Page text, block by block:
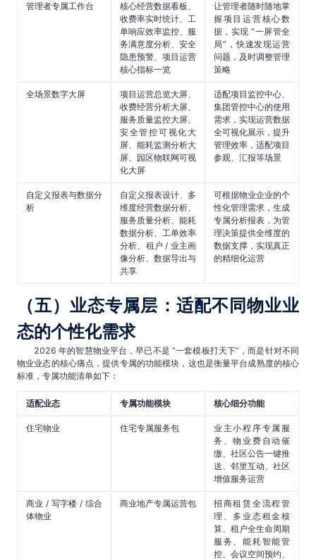
管理者专属工作台
核心经营数据看板、
收费率实时统计、工
单响应效率监控、服
务满意度分析、安全
隐患预警、项目运营
核心指标一览
让管理者随时随地掌
握项目运营核心数
据，实现 “一屏管全
局”，快速发现运营
问题，及时调整管理
策略
全场景数字大屏
项目运营总览大屏、
收费经营分析大屏、
服务质量监控大屏、
安全管控可视化大
屏、能耗监测分析大
屏、园区物联网可视
化大屏
适配项目监控中心、
集团管控中心的使用
需求，实现运营数据
全可视化展示，提升
管理效率，适配项目
参观、汇报等场景
自定义报表与数据分
析
自定义报表设计、多
维度经营数据分析、
服务质量分析、能耗
数据分析、工单效率
分析、租户 / 业主画
像分析、数据导出与
共享
可根据物业企业的个
性化管理需求，生成
专属分析报表，为管
理决策提供全维度的
数据支撑，实现真正
的精细化运营
（五）业态专属层：适配不同物业业
态的个性化需求
2026 年的智慧物业平台，早已不是 “一套模板打天下”，而是针对不同
物业业态的核心痛点，提供专属的功能模块，这也是衡量平台成熟度的核心
标准，专属功能清单如下：
适配业态 专属功能模块 核心细分功能
住宅物业 住宅专属服务包
业主小程序专属服
务、物业费自动催
缴、社区公告一键推
送、邻里互动、社区
增值服务运营
商业 / 写字楼 / 综合
体物业
商业地产专属运营包
招商租赁全流程管
理、多业态租金核
算、租户全生命周期
服务、能耗智能管
控、会议空间预约、